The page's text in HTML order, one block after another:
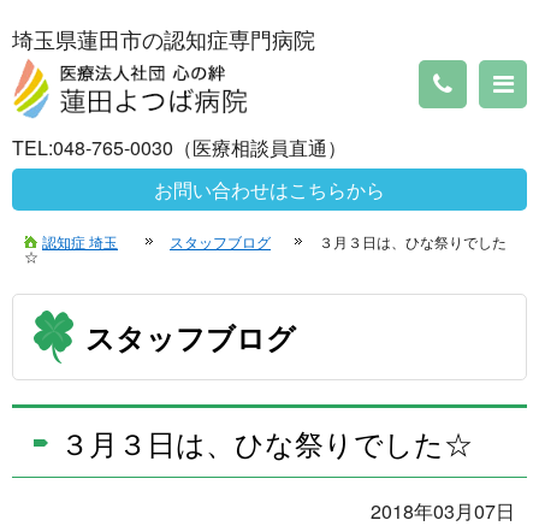
埼玉県蓮田市の認知症専門病院
TEL:048-765-0030（医療相談員直通）
お問い合わせはこちらから
認知症 埼玉 スタッフブログ ３月３日は、ひな祭りでした
☆
スタッフブログ
３月３日は、ひな祭りでした☆
2018年03月07日